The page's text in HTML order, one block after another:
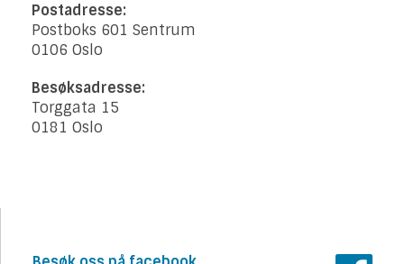
Postadresse:
Postboks 601 Sentrum
0106 Oslo
Besøksadresse:
Torggata 15
0181 Oslo